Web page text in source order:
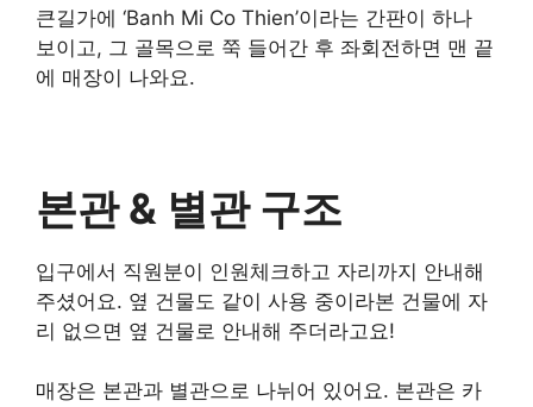
큰길가에 ‘Banh Mi Co Thien’이라는 간판이 하나
보이고, 그 골목으로 쭉 들어간 후 좌회전하면 맨 끝
에 매장이 나와요.
본관 & 별관 구조
입구에서 직원분이 인원체크하고 자리까지 안내해
주셨어요. 옆 건물도 같이 사용 중이라본 건물에 자
리 없으면 옆 건물로 안내해 주더라고요!
매장은 본관과 별관으로 나뉘어 있어요. 본관은 카